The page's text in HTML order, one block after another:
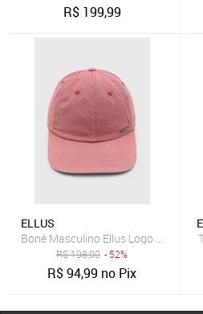
R$ 199,99
ELLUS
Boné Masculino Ellus Logo Metal
R$198,00 - 52%
R$94,99 no Pix